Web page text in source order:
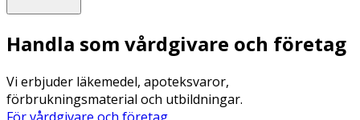
Handla som vårdgivare och företag
Vi erbjuder läkemedel, apoteksvaror,
förbrukningsmaterial och utbildningar.